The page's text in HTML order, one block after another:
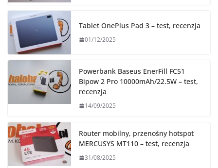
Tablet OnePlus Pad 3 – test, recenzja
01/12/2025
Powerbank Baseus EnerFill FC51
Bipow 2 Pro 10000mAh/22.5W – test,
recenzja
14/09/2025
Router mobilny, przenośny hotspot
MERCUSYS MT110 – test, recenzja
31/08/2025